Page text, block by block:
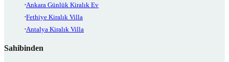
Ankara Günlük Kiralık Ev
Fethiye Kiralık Villa
Antalya Kiralık Villa
Sahibinden